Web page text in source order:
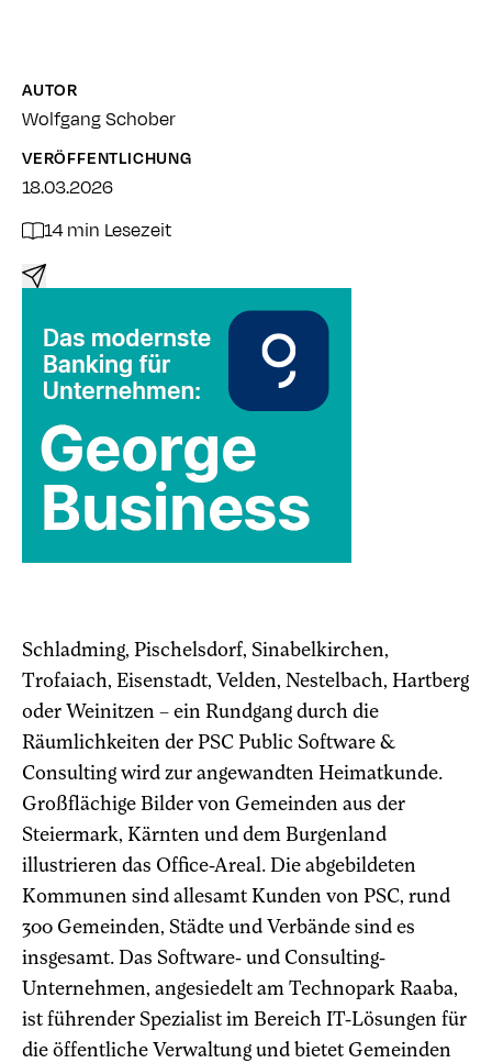
AUTOR
Wolfgang Schober
VERÖFFENTLICHUNG
18.03.2026
14 min Lesezeit
Schladming, Pischelsdorf, Sinabelkirchen,
Trofaiach, Eisenstadt, Velden, Nestelbach, Hartberg
oder Weinitzen – ein Rundgang durch die
Räumlichkeiten der PSC Public Software &
Consulting wird zur angewandten Heimatkunde.
Großflächige Bilder von Gemeinden aus der
Steiermark, Kärnten und dem Burgenland
illustrieren das Office-Areal. Die abgebildeten
Kommunen sind allesamt Kunden von PSC, rund
300 Gemeinden, Städte und Verbände sind es
insgesamt. Das Software- und Consulting-
Unternehmen, angesiedelt am Technopark Raaba,
ist führender Spezialist im Bereich IT-Lösungen für
die öffentliche Verwaltung und bietet Gemeinden